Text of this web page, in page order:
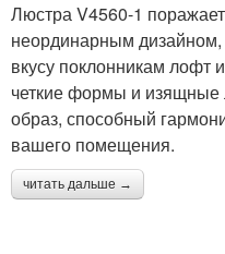
Люстра V4560-1
неординарным дизайном,
вкусу поклонникам лофт
четкие формы и изящные
образ, способный
вашего помещения.
читать дальше →